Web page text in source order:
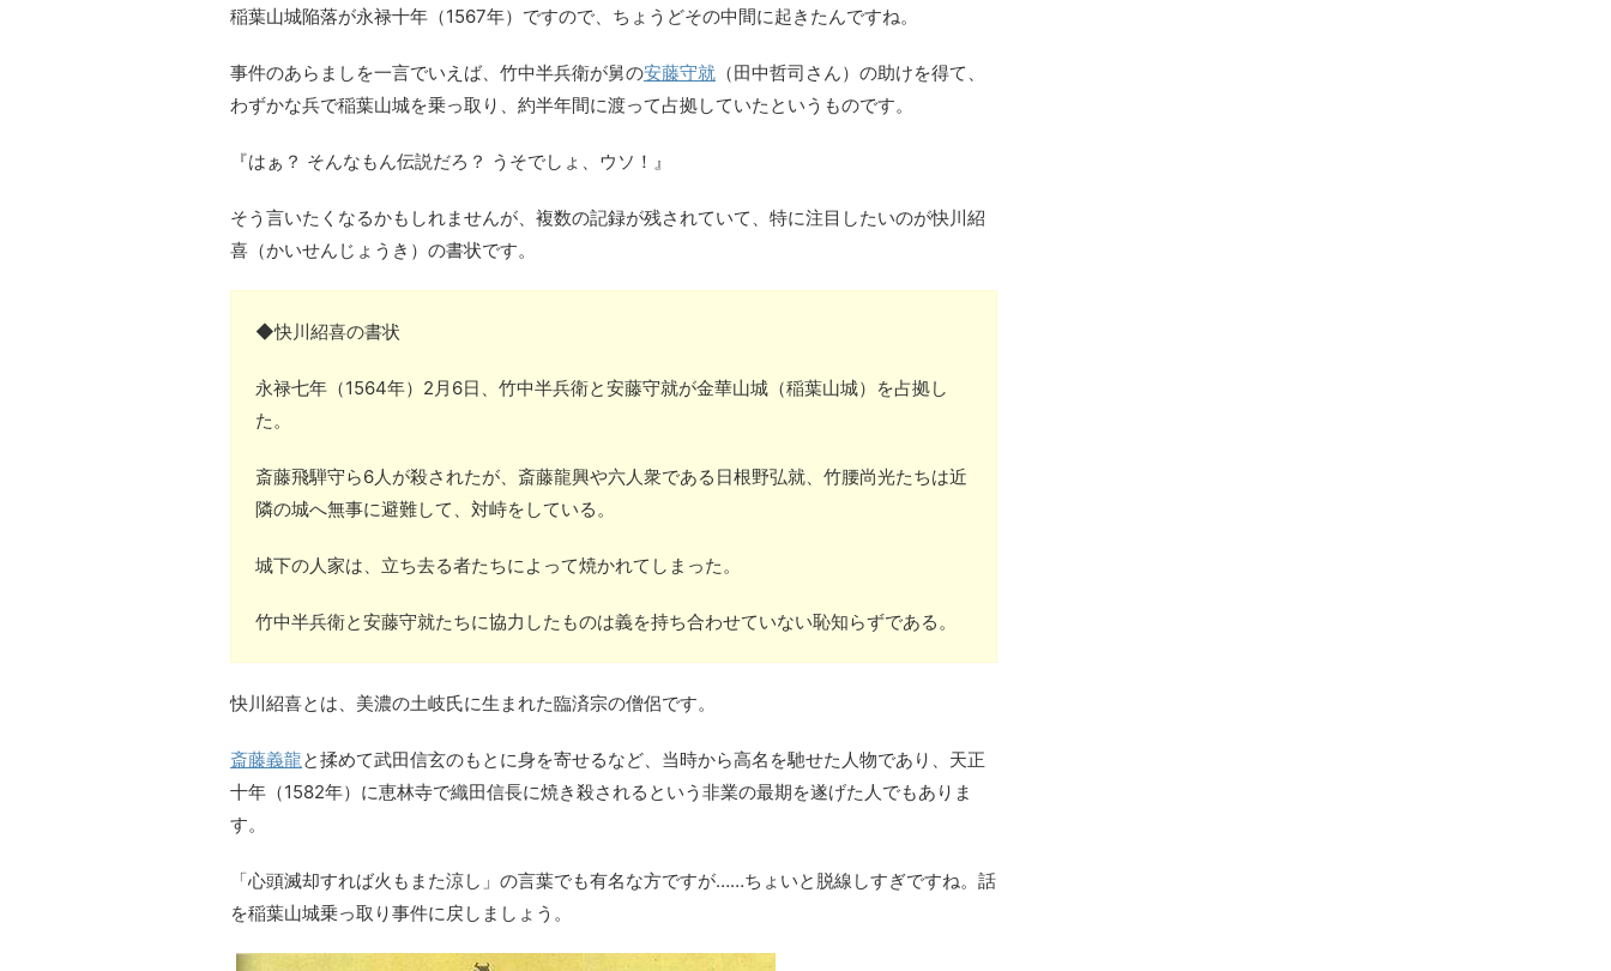
稲葉山城陥落が永禄十年（1567年）ですので、ちょうどその中間に起きたんですね。
事件のあらましを一言でいえば、竹中半兵衛が舅の安藤守就 （田中哲司さん）の助けを得て、
わずかな兵で稲葉山城を乗っ取り、約半年間に渡って占拠していたというものです。
『はぁ？ そんなもん伝説だろ？ うそでしょ、ウソ！』
そう言いたくなるかもしれませんが、複数の記録が残されていて、特に注目したいのが快川紹
喜（かいせんじょうき）の書状です。
◆快川紹喜の書状
永禄七年（1564年）2月6日、竹中半兵衛と安藤守就が金華山城（稲葉山城）を占拠し
た。
斎藤飛騨守ら6人が殺されたが、斎藤龍興や六人衆である日根野弘就、竹腰尚光たちは近
隣の城へ無事に避難して、対峙をしている。
城下の人家は、立ち去る者たちによって焼かれてしまった。
竹中半兵衛と安藤守就たちに協力したものは義を持ち合わせていない恥知らずである。
快川紹喜とは、美濃の土岐氏に生まれた臨済宗の僧侶です。
斎藤義龍と揉めて武田信玄のもとに身を寄せるなど、当時から高名を馳せた人物であり、天正
十年（1582年）に恵林寺で織田信長に焼き殺されるという非業の最期を遂げた人でもありま
す。
「心頭滅却すれば火もまた涼し」の言葉でも有名な方ですが……ちょいと脱線しすぎですね。話
を稲葉山城乗っ取り事件に戻しましょう。